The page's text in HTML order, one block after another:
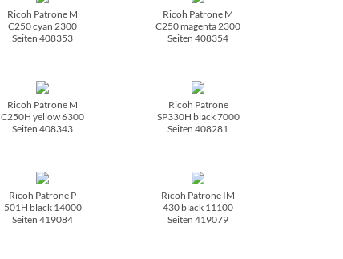
Ricoh Patrone M
C250 cyan 2300
Seiten 408353
Ricoh Patrone M
C250 magenta 2300
Seiten 408354
Ricoh Patrone M
C250H yellow 6300
Seiten 408343
Ricoh Patrone
SP330H black 7000
Seiten 408281
Ricoh Patrone P
501H black 14000
Seiten 419084
Ricoh Patrone IM
430 black 11100
Seiten 419079